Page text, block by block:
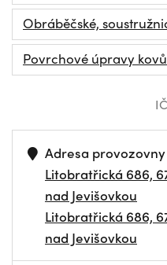
Obráběčské,
Povrchové úpravy kovů
Adresa provozovny
Litobratřická 686,
nad Jevišovkou
Litobratřická 686,
nad Jevišovkou